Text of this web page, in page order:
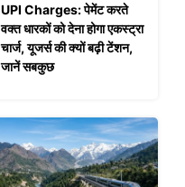
UPI Charges: पेमेंट करते
वक्त धारकों को देना होगा एकस्ट्रा
चार्ज, यूजर्स की क्यों बढ़ी टेंशन,
जानें सबकुछ